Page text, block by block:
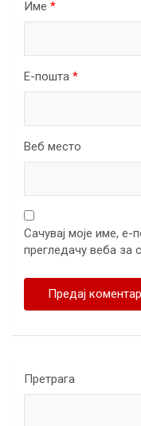
Име *
Е-пошта *
Веб место
Сачувај моје име,
прегледачу веба за
Претрага